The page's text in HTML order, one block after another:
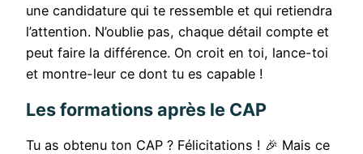
une candidature qui te ressemble et qui retiendra
l’attention. N’oublie pas, chaque détail compte et
peut faire la différence. On croit en toi, lance-toi
et montre-leur ce dont tu es capable !
Les formations après le CAP
Tu as obtenu ton CAP ? Félicitations ! 🎉 Mais ce